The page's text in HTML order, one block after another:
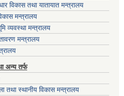
विकास तथा यातायात मन्त्रालय
मन्त्रालय
व्यवस्था मन्त्रालय
मन्त्रालय
अन्य तर्फ
तथा स्थानीय विकास मन्त्रालय